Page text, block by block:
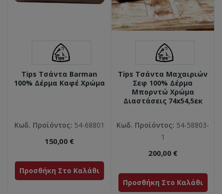
Tips Τσάντα Barman
100% Δέρμα Καφέ Χρώμα
Κωδ. Προϊόντος: 54-68801
150,00 €
Προσθήκη Στο Καλάθι
Tips Τσάντα Μαχαιριών
Σεφ 100% Δέρμα
Μπορντώ Χρώμα
Διαστάσεις 74x54,5εκ
Κωδ. Προϊόντος: 54-58803-
1
200,00 €
Προσθήκη Στο Καλάθι